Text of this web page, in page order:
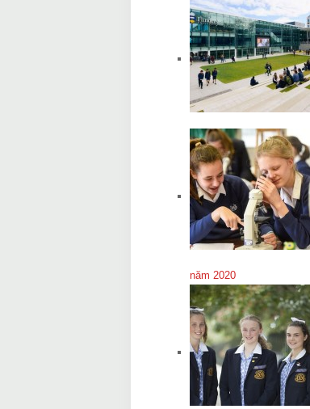
năm 2020